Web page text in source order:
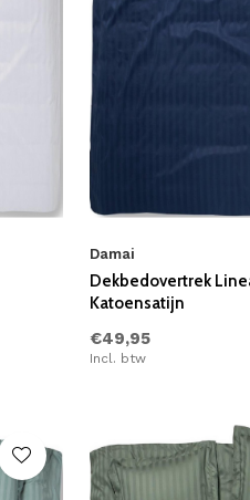
Damai
Dekbedovertrek
Katoensatijn
€49,95
Incl. btw